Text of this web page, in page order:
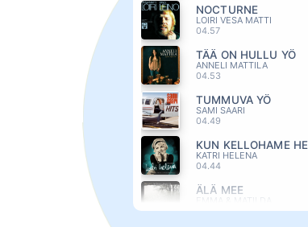
NOCTURNE
LOIRI VESA MATTI
04.57
TÄÄ ON HULLU YÖ
ANNELI MATTILA
04.53
TUMMUVA YÖ
SAMI SAARI
04.49
KATRI HELENA
04.44
ÄLÄ MEE
04.40